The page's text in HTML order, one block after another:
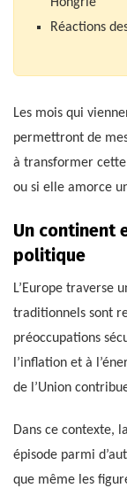
Réactions
Les mois qui
permettront de
à transformer
ou si elle amorce
Un continent
politique
L’Europe traverse
traditionnels sont
préoccupations
l’inflation et à
de l’Union
Dans ce contexte,
épisode parmi
que même les